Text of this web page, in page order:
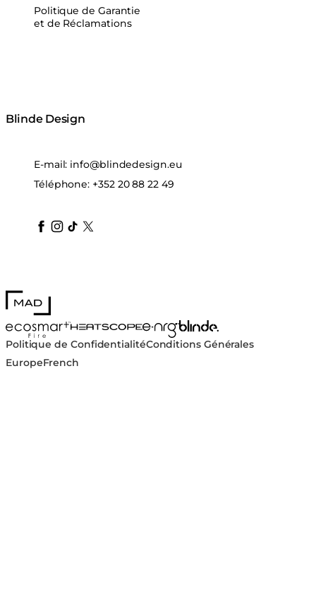
Politique de Garantie
et de Réclamations
Blinde Design
E-mail: info@blindedesign.eu
Téléphone: +352 20 88 22 49
blindedesign
blindedesign
blindedesign
blinde-design
blindedesign
MAD Design
EcoSmart FireHEATSCOPE® Heaters
e-NRG Bioethanol
Blinde Design
Politique de ConfidentialitéConditions Générales
EuropeFrench